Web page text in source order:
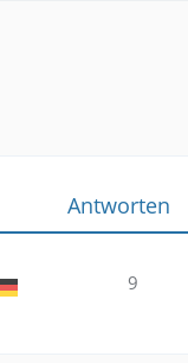
Antworten
9